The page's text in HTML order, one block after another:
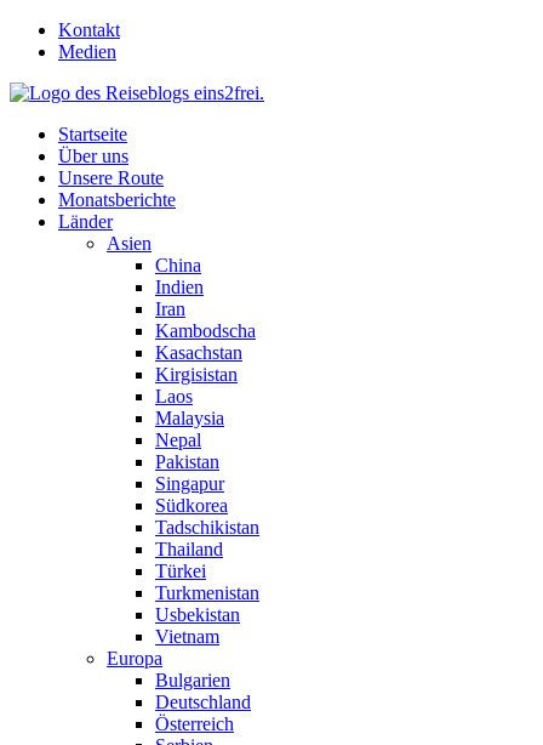
Skip
Kontakt
Medien
Startseite
Über uns
Unsere Route
Monatsberichte
Länder
Asien
China
Indien
Iran
Kambodscha
Kasachstan
Kirgisistan
Laos
Malaysia
Nepal
Pakistan
Singapur
Südkorea
Tadschikistan
Thailand
Türkei
Turkmenistan
Usbekistan
Vietnam
Europa
Bulgarien
Deutschland
Österreich